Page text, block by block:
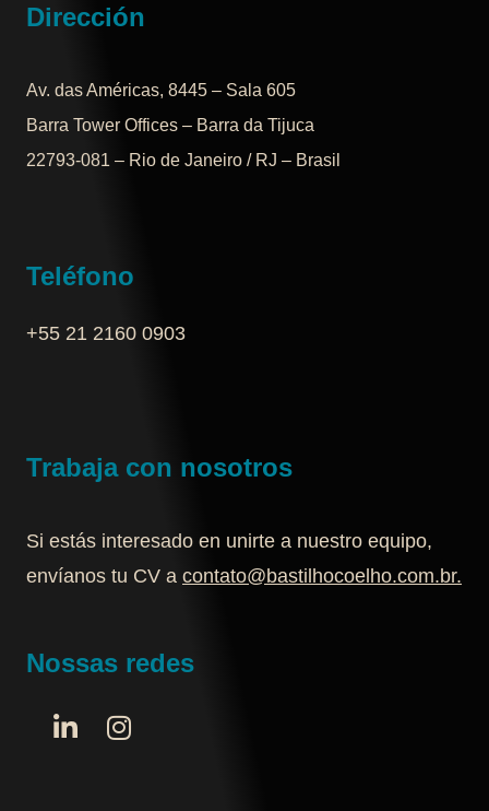
Dirección
Av. das Américas, 8445 – Sala 605
Barra Tower Offices – Barra da Tijuca
22793-081 – Rio de Janeiro / RJ – Brasil
Teléfono
+55 21 2160 0903‬
Trabaja con nosotros
Si estás interesado en unirte a nuestro equipo,
envíanos tu CV a contato@bastilhocoelho.com.br.
Nossas redes